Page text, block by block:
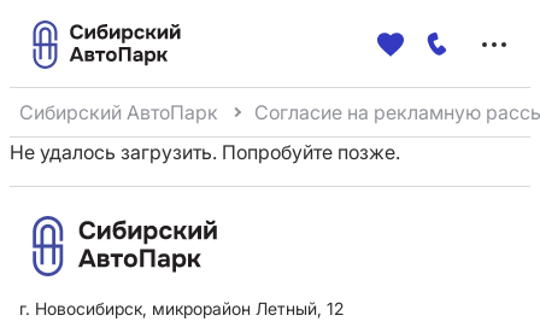
Сибирский АвтоПарк
Согласие на рекламную
Не удалось загрузить. Попробуйте позже.
г. Новосибирск, микрорайон Летный, 12